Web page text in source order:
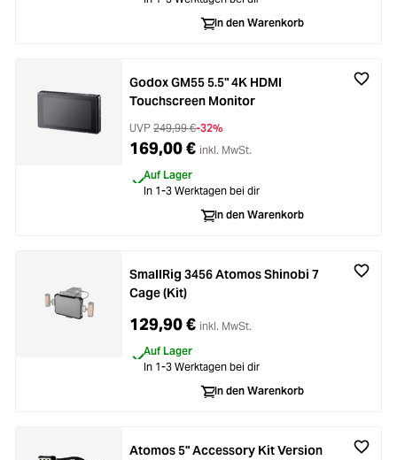
In den Warenkorb
Godox GM55 5.5" 4K HDMI
Touchscreen Monitor
UVP 249,99 €-32%
169,00 € inkl. MwSt.
Auf Lager
In 1-3 Werktagen bei dir
In den Warenkorb
SmallRig 3456 Atomos Shinobi 7
Cage (Kit)
129,90 € inkl. MwSt.
Auf Lager
In 1-3 Werktagen bei dir
In den Warenkorb
Atomos 5" Accessory Kit Version